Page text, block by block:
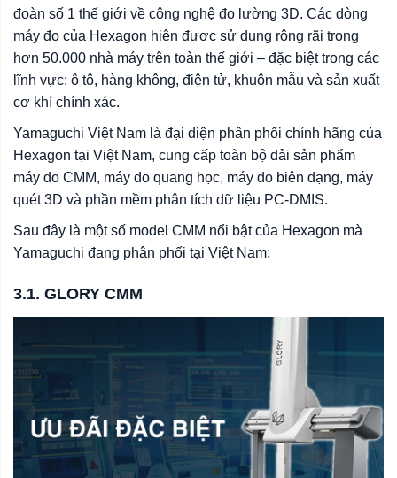
đoàn số 1 thế giới về công nghệ đo lường 3D. Các dòng
máy đo của Hexagon hiện được sử dụng rộng rãi trong
hơn 50.000 nhà máy trên toàn thế giới – đặc biệt trong các
lĩnh vực: ô tô, hàng không, điện tử, khuôn mẫu và sản xuất
cơ khí chính xác.
Yamaguchi Việt Nam là đại diện phân phối chính hãng của
Hexagon tại Việt Nam, cung cấp toàn bộ dải sản phẩm
máy đo CMM, máy đo quang học, máy đo biên dạng, máy
quét 3D và phần mềm phân tích dữ liệu PC-DMIS.
Sau đây là một số model CMM nổi bật của Hexagon mà
Yamaguchi đang phân phối tại Việt Nam:
3.1. GLORY CMM